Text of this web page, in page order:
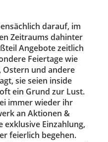
darauf, im
Zeitraums dahinter
Angebote zeitlich
Feiertage wie
Ostern und andere
sie seien inside
ein Grund zur Lust.
immer wieder ihr
an Aktionen &
exklusive Einzahlung,
feierlich begehen.